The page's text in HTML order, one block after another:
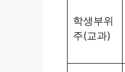
학생부위
주(교과)